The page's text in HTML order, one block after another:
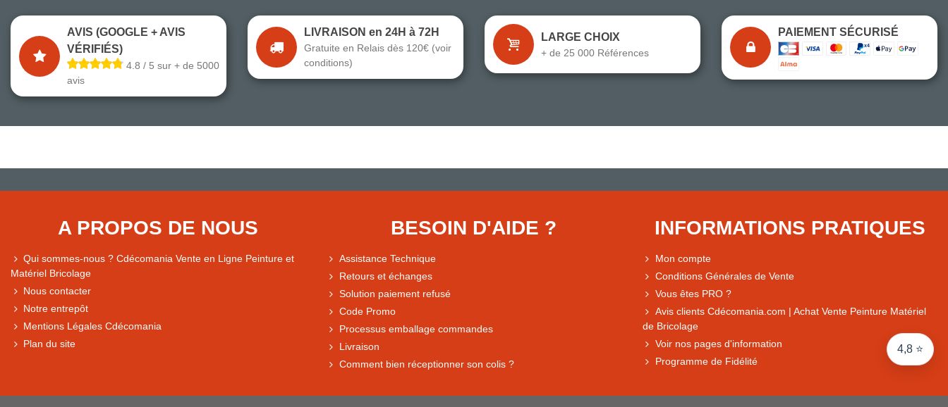
4,8 ⭐
● Exceptionnel
● Exceptionnel
CB, PayPal 4x, Google Pay, Apple Pay, Alma
AVIS (GOOGLE + AVIS
VÉRIFIÉS)
4.8 / 5 sur + de 5000
avis
LIVRAISON en 24H à 72H
Gratuite en Relais dès 120€ (voir
conditions)
LARGE CHOIX
+ de 25 000 Références
PAIEMENT SÉCURISÉ
A PROPOS DE NOUS
Qui sommes-nous ? Cdécomania Vente en Ligne Peinture et
Matériel Bricolage
Nous contacter
Notre entrepôt
Mentions Légales Cdécomania
Plan du site
BESOIN D'AIDE ?
Assistance Technique
Retours et échanges
Solution paiement refusé
Code Promo
Processus emballage commandes
Livraison
Comment bien réceptionner son colis ?
INFORMATIONS PRATIQUES
Mon compte
Conditions Générales de Vente
Vous êtes PRO ?
Avis clients Cdécomania.com | Achat Vente Peinture Matériel
de Bricolage
Voir nos pages d'information
Programme de Fidélité